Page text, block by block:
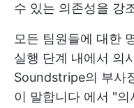
수 있는 의존성을 강
모든 팀원들에 대한
실행 단계 내에서 의
Soundstripe의 부사
이 말합니다 에서 "의